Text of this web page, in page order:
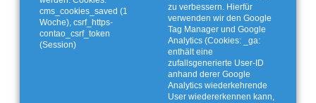
cms_cookies_saved (1
Woche), csrf_https-
contao_csrf_token
(Session)
zu verbessern. Hierfür
verwenden wir den Google
Tag Manager und Google
Analytics (Cookies: _ga:
enthält eine
zufallsgenerierte User-ID
anhand derer Google
Analytics wiederkehrende
User wiedererkennen kann,